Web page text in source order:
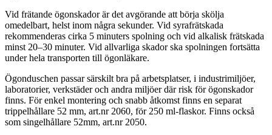
Vid frätande ögonskador är det avgörande att börja skölja
omedelbart, helst inom några sekunder. Vid syrafrätskada
rekommenderas cirka 5 minuters spolning och vid alkalisk frätskada
minst 20–30 minuter. Vid allvarliga skador ska spolningen fortsätta
under hela transporten till ögonläkare.
Ögonduschen passar särskilt bra på arbetsplatser, i industrimiljöer,
laboratorier, verkstäder och andra miljöer där risk för ögonskador
finns. För enkel montering och snabb åtkomst finns en separat
trippelhållare 52 mm, art.nr 2060, för 250 ml-flaskor. Finns också
som singelhållare 52mm, art.nr 2050.